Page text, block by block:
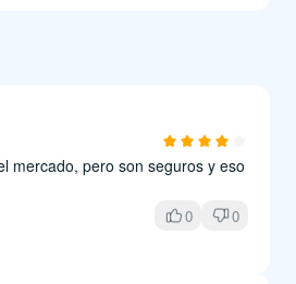
mercado, pero son seguros y eso
0 0